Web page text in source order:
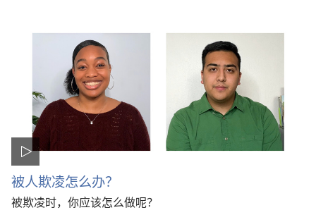
被人欺凌怎么办？
被欺凌时，你应该怎么做呢？